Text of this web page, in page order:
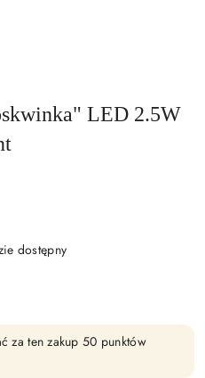
LED 2.5W
dostępny
za ten zakup 50 punktów